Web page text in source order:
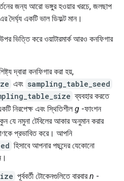
জন্য আরো ভঙ্গুর হওয়ার খরচে, জলছাপ
একটি ভাল ডিফল্ট মান।
ভিত্তি করে ওয়াটারমার্ক আরও কনফিগার
দ্বারা কনফিগার করা হয়,
এবং sampling_table_seed
ব্যবহার করতে
নিরপেক্ষ এবং স্থিতিশীল g-ফাংশন
যে নমুনা টেবিলের আকার অনুমান করার
প্রভাবিত করে। আপনি
হিসাবে আপনার পছন্দের যেকোনো
পূর্ববর্তী টোকেনগুলিতে বারবারn -